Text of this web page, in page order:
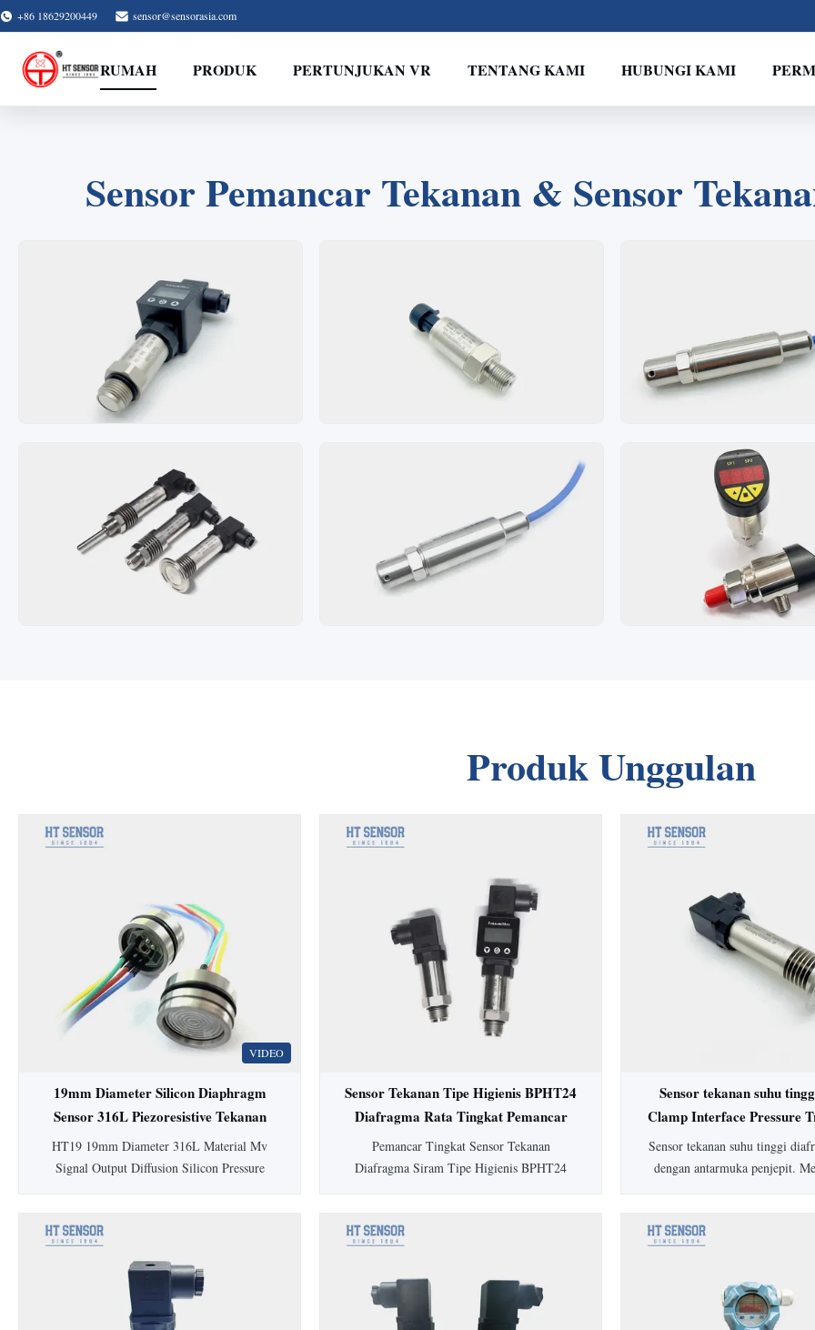
+86 18629200449 sensor@sensorasia.com
RUMAH PRODUK PERTUNJUKAN VR TENTANG KAMI HUBUNGI KAMI
1 3 4
Sensor Pemancar Tekanan & Sensor
Produk Unggulan
VIDEO
19mm Diameter Silicon Diaphragm
Sensor 316L Piezoresistive Tekanan
Sensor
HT19 19mm Diameter 316L Material Mv
Signal Output Diffusion Silicon Pressure
15mm: HT19 piezoresistive silicon pressure
tinggi difuse reflection silicon sensing
element...
Sensor Tekanan Tipe Higienis BPHT24
Diafragma Rata Tingkat Pemancar
Tekanan
Pemancar Tingkat Sensor Tekanan
Diafragma Siram Tipe Higienis BPHT24
Dengan akurasi ±0,5%, perlindungan IP65,
untuk industri medis, biofarmasi, dan
makanan. Tersedia jenis dan keluaran tekanan
yang dapat disesuaikan.
Sensor tekanan suhu
Clamp Interface Pressure
Sensor tekanan suhu tinggi
dengan antarmuka penjepit.
Ideal untuk aplikasi higienis